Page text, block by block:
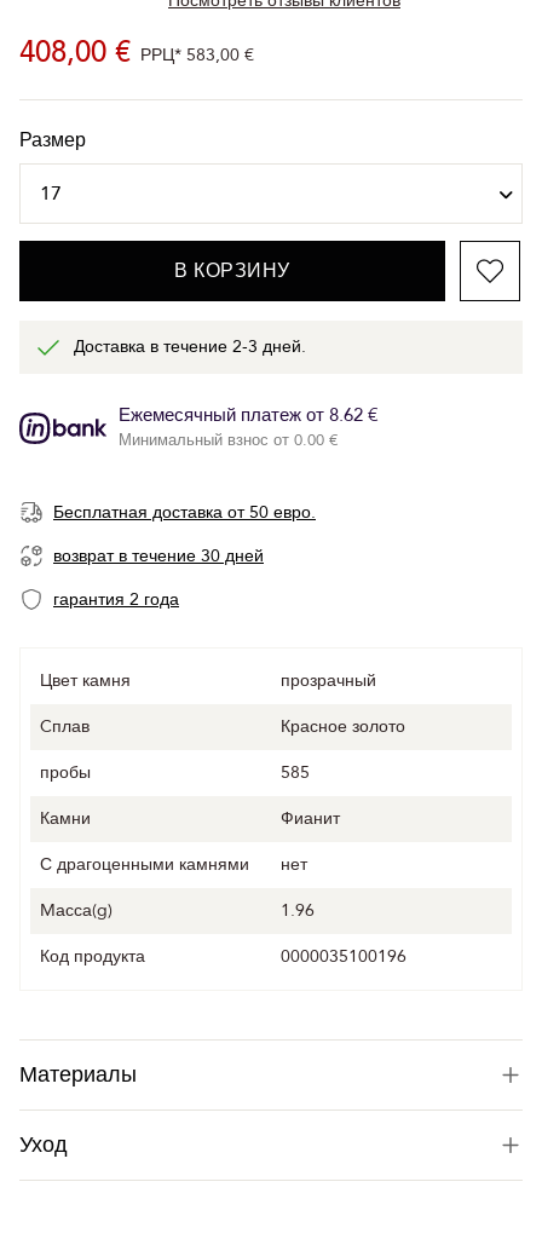
408,00 € РРЦ* 583,00 €
Размер
В КОРЗИНУ
Доставка в течение 2-3 дней.
Ежемесячный платеж от 8.62 €
Минимальный взнос от 0.00 €
Бесплатная доставка от 50 евро.
возврат в течение 30 дней
гарантия 2 года
Цвет камня
прозрачный
Cплав
Красное золото
пробы
585
Камни
Фианит
С драгоценными камнями
нет
Mасса(g)
1.96
Код продукта
0000035100196
Материалы
Уход